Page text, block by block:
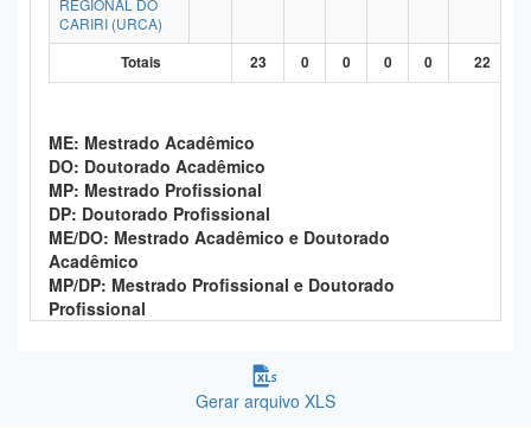
REGIONAL DO
CARIRI (URCA)
Totais 23 0 0 0 0 22
ME: Mestrado Acadêmico
DO: Doutorado Acadêmico
MP: Mestrado Profissional
DP: Doutorado Profissional
ME/DO: Mestrado Acadêmico e Doutorado
Acadêmico
MP/DP: Mestrado Profissional e Doutorado
Profissional
Gerar arquivo XLS